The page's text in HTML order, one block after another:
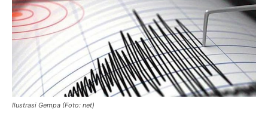
Ilustrasi Gempa (Foto: net)